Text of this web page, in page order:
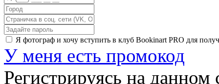
Я фотограф и хочу вступить в клуб Bookinart PRO для
У меня есть промокод
Регистрируясь на данном